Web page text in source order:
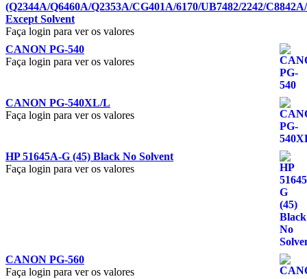
(Q2344A/Q6460A/Q2353A/CG401A/6170/UB7482/2242/
Except Solvent
Faça login para ver os valores
CANON PG-540
Faça login para ver os valores
CANON PG-540XL/L
Faça login para ver os valores
HP 51645A-G (45) Black No Solvent
Faça login para ver os valores
CANON PG-560
Faça login para ver os valores